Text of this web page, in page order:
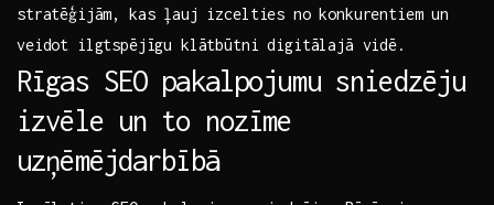
stratēģijām,​ kas ļauj izcelties no konkurentiem un ​
veidot ilgtspējīgu klātbūtni digitālajā vidē.
Rīgas SEO pakalpojumu sniedzēju
izvēle un to​ nozīme
uzņēmējdarbībā